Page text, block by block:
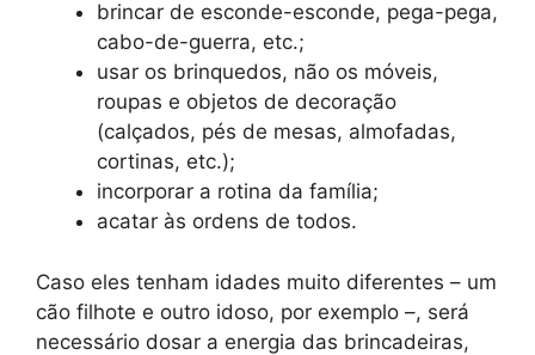
brincar de esconde-esconde, pega-pega,
cabo-de-guerra, etc.;
usar os brinquedos, não os móveis,
roupas e objetos de decoração
(calçados, pés de mesas, almofadas,
cortinas, etc.);
incorporar a rotina da família;
acatar às ordens de todos.
Caso eles tenham idades muito diferentes – um
cão filhote e outro idoso, por exemplo –, será
necessário dosar a energia das brincadeiras,